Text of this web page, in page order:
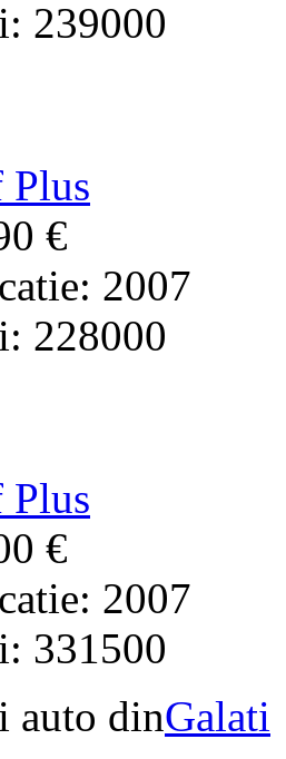
239000
€
2007
228000
€
2007
331500
auto dinGalati